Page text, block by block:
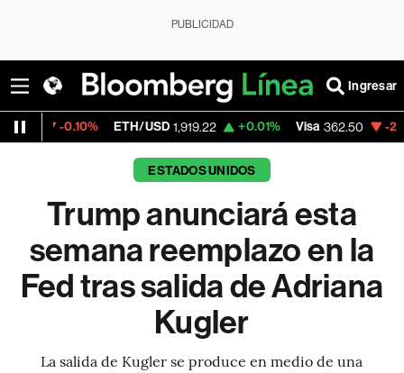
PUBLICIDAD
Ingresar
ETH/USD 1,919.22 +0.01% Visa 362.50 -2.15%
ESTADOS UNIDOS
Trump anunciará esta
semana reemplazo en la
Fed tras salida de Adriana
Kugler
La salida de Kugler se produce en medio de una